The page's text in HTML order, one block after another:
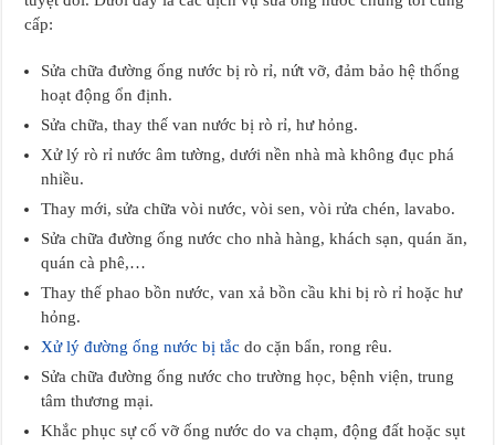
cấp:
Sửa chữa đường ống nước bị rò rỉ, nứt vỡ, đảm bảo hệ thống
hoạt động ổn định.
Sửa chữa, thay thế van nước bị rò rỉ, hư hỏng.
Xử lý rò rỉ nước âm tường, dưới nền nhà mà không đục phá
nhiều.
Thay mới, sửa chữa vòi nước, vòi sen, vòi rửa chén, lavabo.
Sửa chữa đường ống nước cho nhà hàng, khách sạn, quán ăn,
quán cà phê,…
Thay thế phao bồn nước, van xả bồn cầu khi bị rò rỉ hoặc hư
hỏng.
Xử lý đường ống nước bị tắc do cặn bẩn, rong rêu.
Sửa chữa đường ống nước cho trường học, bệnh viện, trung
tâm thương mại.
Khắc phục sự cố vỡ ống nước do va chạm, động đất hoặc sụt